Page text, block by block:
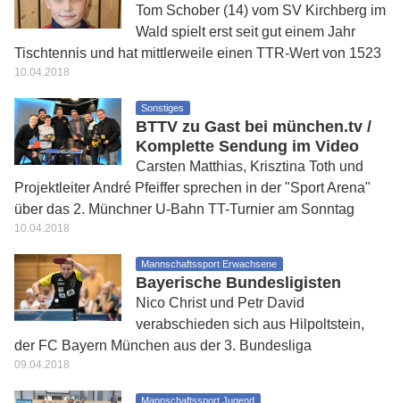
Tom Schober (14) vom SV Kirchberg im
Wald spielt erst seit gut einem Jahr
Tischtennis und hat mittlerweile einen TTR-Wert von 1523
10.04.2018
Sonstiges
BTTV zu Gast bei münchen.tv /
Komplette Sendung im Video
Carsten Matthias, Krisztina Toth und
Projektleiter André Pfeiffer sprechen in der "Sport Arena"
über das 2. Münchner U-Bahn TT-Turnier am Sonntag
10.04.2018
Mannschaftssport Erwachsene
Bayerische Bundesligisten
Nico Christ und Petr David
verabschieden sich aus Hilpoltstein,
der FC Bayern München aus der 3. Bundesliga
09.04.2018
Mannschaftssport Jugend